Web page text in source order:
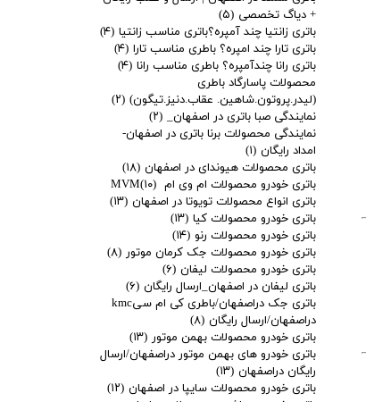
+ دیاگ تخصصی (۵)
باتری زانتیا چند آمپره؟باتری مناسب زانتیا (۴)
باتری تارا چند امپره؟ باطری مناسب تارا (۴)
باتری رانا چندآمپره؟ باطری مناسب رانا (۴)
محصولات پاسارگاد باطری
(لیدر.پروتون.شاهین. عقاب.دنیز.تیگون) (۲)
نمایندگی صبا باتری در اصفهان_ (۲)
نمایندگی محصولات برنا باتری در اصفهان-
امداد رایگان (۱)
باتری محصولات هیوندای در اصفهان (۱۸)
باتری خودرو محصولات ام وی ام MVM (۱۰)
باتری انواع محصولات تویوتا در اصفهان (۱۳)
باتری خودرو محصولات کیا (۱۳)
باتری خودرو محصولات رنو (۱۴)
باتری خودرو محصولات جک کرمان موتور (۸)
باتری خودرو محصولات لیفان (۶)
باتری لیفان در اصفهان_ارسال رایگان (۶)
باتری جک دراصفهان/باطری کی ام سیkmc
دراصفهان/ارسال رایگان (۸)
باتری خودرو محصولات بهمن موتور (۱۳)
باتری خودرو های بهمن موتور دراصفهان/ارسال
رایگان دراصفهان (۱۳)
باتری خودرو محصولات سایپا در اصفهان (۱۲)